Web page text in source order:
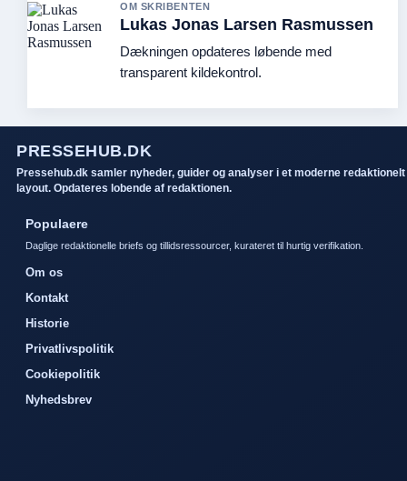
OM SKRIBENTEN
Lukas Jonas Larsen Rasmussen
Dækningen opdateres løbende med
transparent kildekontrol.
PRESSEHUB.DK
Pressehub.dk samler nyheder, guider og analyser i et moderne redaktionelt
layout. Opdateres lobende af redaktionen.
Populaere
Daglige redaktionelle briefs og tillidsressourcer, kurateret til hurtig verifikation.
Om os
Kontakt
Historie
Privatlivspolitik
Cookiepolitik
Nyhedsbrev